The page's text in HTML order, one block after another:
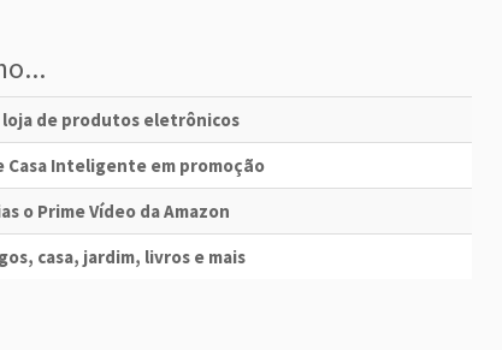
loja de produtos eletrônicos
Casa Inteligente em promoção
o Prime Vídeo da Amazon
casa, jardim, livros e mais